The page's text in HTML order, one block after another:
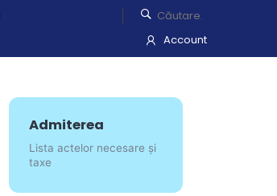
Account
Admiterea
Lista actelor necesare și
taxe